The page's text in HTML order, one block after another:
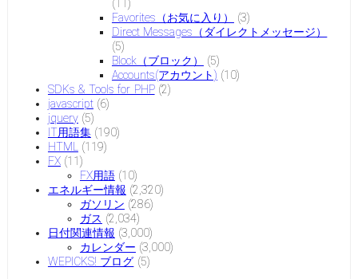
(11)
Favorites（お気に入り）
(3)
Direct Messages（ダイレクトメッセージ）
(5)
Block（ブロック）
(5)
Accounts(アカウント) (10)
SDKs & Tools for PHP(2)
javascript(6)
jquery(5)
IT用語集(190)
HTML
(119)
FX(11)
FX用語(10)
エネルギー情報 (2,320)
ガソリン (286)
ガス (2,034)
日付関連情報 (3,000)
カレンダー (3,000)
WEPICKS! ブログ (5)